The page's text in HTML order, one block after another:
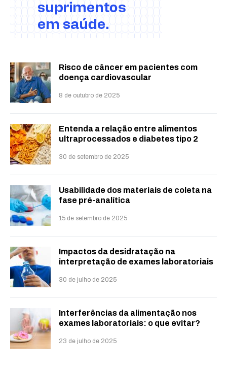
Risco de câncer em pacientes com
doença cardiovascular
8 de outubro de 2025
Entenda a relação entre alimentos
ultraprocessados e diabetes tipo 2
30 de setembro de 2025
Usabilidade dos materiais de coleta na
fase pré-analítica
15 de setembro de 2025
Impactos da desidratação na
interpretação de exames laboratoriais
30 de julho de 2025
Interferências da alimentação nos
exames laboratoriais: o que evitar?
23 de julho de 2025